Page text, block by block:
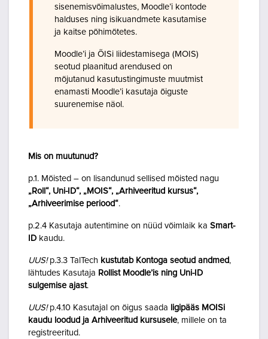
sisenemisvõimalustes, Moodle’i kontode
halduses ning isikuandmete kasutamise
ja kaitse põhimõtetes.
Moodle’i ja ÕISi liidestamisega (MOIS)
seotud plaanitud arendused on
mõjutanud kasutustingimuste muutmist
enamasti Moodle’i kasutaja õiguste
suurenemise näol.
Mis on muutunud?
p.1. Mõisted – on lisandunud sellised mõisted nagu
„Roll“, Uni-ID“, „MOIS“, „Arhiveeritud kursus“,
„Arhiveerimise periood“.
p.2.4 Kasutaja autentimine on nüüd võimlaik ka Smart-
ID kaudu.
UUS!p.3.3 TalTech kustutab Kontoga seotud andmed,
lähtudes Kasutaja Rollist Moodle’is ning Uni-ID
sulgemise ajast.
UUS!p.4.10 Kasutajal on õigus saada ligipääs MOISi
kaudu loodud ja Arhiveeritud kursusele, millele on ta
registreeritud.